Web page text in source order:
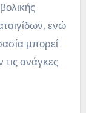
ενώ
μπορεί
ανάγκες